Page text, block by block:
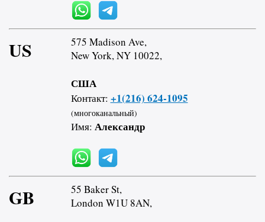
US
575 Madison Ave,
New York, NY 10022,
США
Контакт: +1(216) 624-1095
(многоканальный)
Имя: Александр
GB
55 Baker St,
London W1U 8AN,